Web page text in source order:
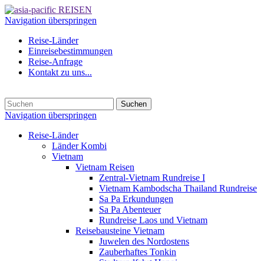
Navigation überspringen
Reise-Länder
Einreisebestimmungen
Reise-Anfrage
Kontakt zu uns...
Suchen
Navigation überspringen
Reise-Länder
Länder Kombi
Vietnam
Vietnam Reisen
Zentral-Vietnam Rundreise I
Vietnam Kambodscha Thailand Rundreise
Sa Pa Erkundungen
Sa Pa Abenteuer
Rundreise Laos und Vietnam
Reisebausteine Vietnam
Juwelen des Nordostens
Zauberhaftes Tonkin